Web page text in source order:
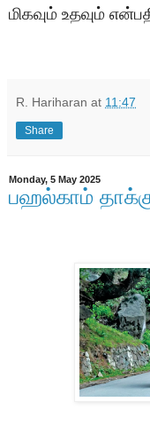
மிகவும் உதவும்
R. Hariharan at 11:47
Share
Monday, 5 May 2025
பஹல்காம்